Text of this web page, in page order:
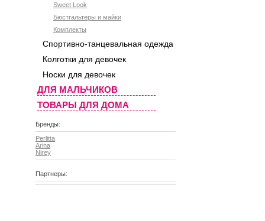
Sweet Look
Бюстгальтеры и майки
Комплекты
Спортивно-танцевальная одежда
Колготки для девочек
Носки для девочек
ДЛЯ МАЛЬЧИКОВ
ТОВАРЫ ДЛЯ ДОМА
Бренды:
Perlitta
Arina
Nirey
Партнеры: